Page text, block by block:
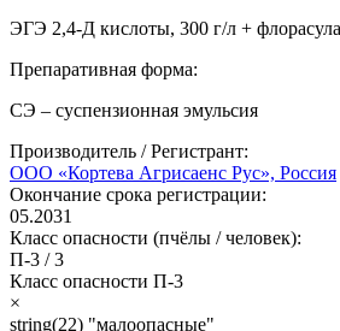
ЭГЭ 2,4-Д кислоты, 300 г/л +
Препаративная форма:
СЭ – суспензионная эмульсия
Производитель / Регистрант:
ООО «Кортева Агрисаенс Рус», Россия
Окончание срока регистрации:
05.2031
Класс опасности (пчёлы / человек):
П-3 /3
Класс опасности П-3
×
string(22) "малоопасные"